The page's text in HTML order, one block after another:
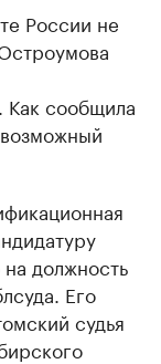
России не
Как сообщила
должность
Его
судья